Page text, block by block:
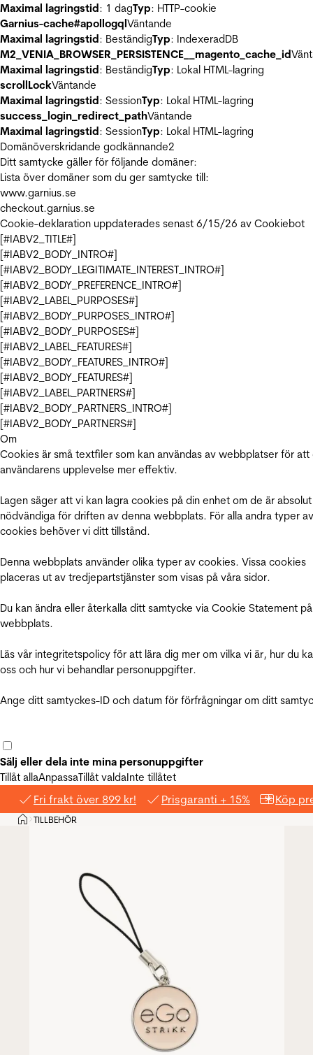
Maximal lagringstid: 1 dagTyp: HTTP-cookie
Garnius-cache#apollogqlVäntande
Maximal lagringstid: BeständigTyp: IndexeradDB
M2_VENIA_BROWSER_PERSISTENCE__magento_cache_id
Maximal lagringstid: BeständigTyp: Lokal HTML-lagring
scrollLockVäntande
Maximal lagringstid: SessionTyp: Lokal HTML-lagring
success_login_redirect_pathVäntande
Maximal lagringstid: SessionTyp: Lokal HTML-lagring
Domänöverskridande godkännande2
Ditt samtycke gäller för följande domäner:
Lista över domäner som du ger samtycke till:
www.garnius.se
checkout.garnius.se
Cookie-deklaration uppdaterades senast 6/15/26 av Cookiebot
[#IABV2_TITLE#]
[#IABV2_BODY_INTRO#]
[#IABV2_BODY_LEGITIMATE_INTEREST_INTRO#]
[#IABV2_BODY_PREFERENCE_INTRO#]
[#IABV2_LABEL_PURPOSES#]
[#IABV2_BODY_PURPOSES_INTRO#]
[#IABV2_BODY_PURPOSES#]
[#IABV2_LABEL_FEATURES#]
[#IABV2_BODY_FEATURES_INTRO#]
[#IABV2_BODY_FEATURES#]
[#IABV2_LABEL_PARTNERS#]
[#IABV2_BODY_PARTNERS_INTRO#]
[#IABV2_BODY_PARTNERS#]
Om
Cookies är små textfiler som kan användas av webbplatser för att
användarens upplevelse mer effektiv.
Lagen säger att vi kan lagra cookies på din enhet om de är absolut
nödvändiga för driften av denna webbplats. För alla andra typer av
cookies behöver vi ditt tillstånd.
Denna webbplats använder olika typer av cookies. Vissa cookies
placeras ut av tredjepartstjänster som visas på våra sidor.
Du kan ändra eller återkalla ditt samtycke via Cookie Statement
webbplats.
Läs vår integritetspolicy för att lära dig mer om vilka vi är, hur du
oss och hur vi behandlar personuppgifter.
Ange ditt samtyckes-ID och datum för förfrågningar om ditt
Sälj eller dela inte mina personuppgifter
Tillåt allaAnpassaTillåt valdaInte tillåtet
Fri frakt över 899 kr! Prisgaranti + 15% Köp
Hem
>TILLBEHÖR